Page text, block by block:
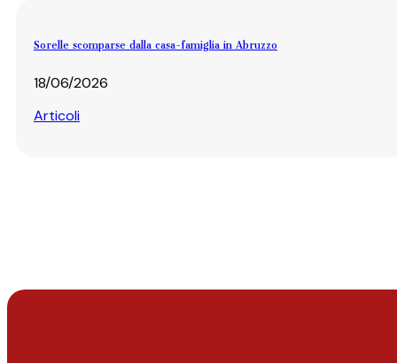
Sorelle scomparse dalla casa-famiglia in Abruzzo
18/06/2026
Articoli